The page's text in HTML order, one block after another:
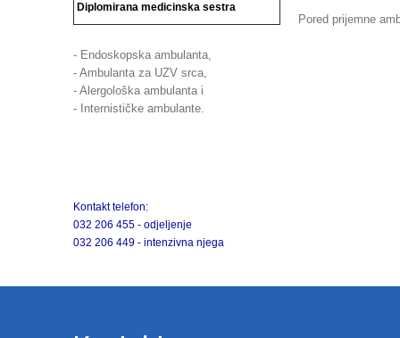
Diplomirana medicinska sestra
Pored prijemne
- Endoskopska ambulanta,
- Ambulanta za UZV srca,
- Alergološka ambulanta i
- Internističke ambulante.
Kontakt telefon:
032 206 455 - odjeljenje
032 206 449 - intenzivna njega